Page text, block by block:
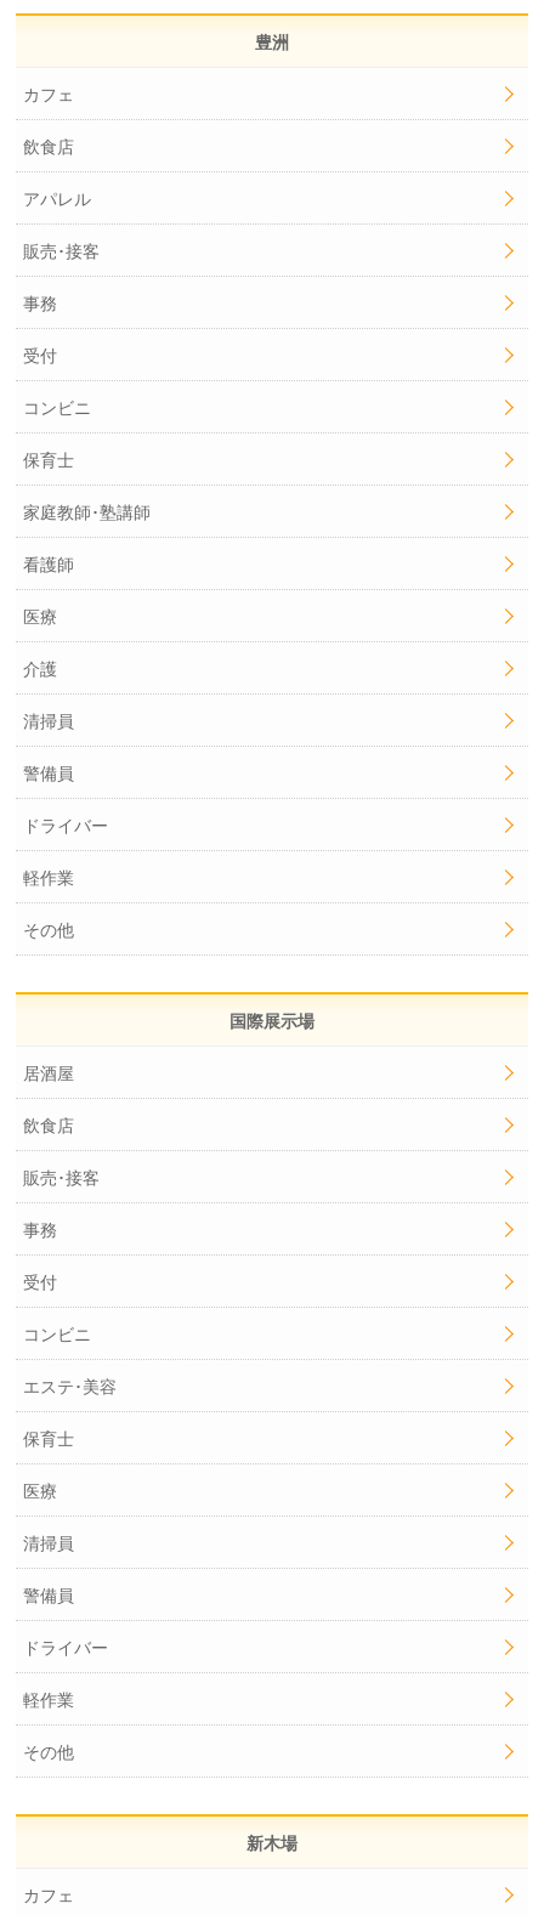
豊洲
カフェ
飲食店
アパレル
販売･接客
事務
受付
コンビニ
保育士
家庭教師･塾講師
看護師
医療
介護
清掃員
警備員
ドライバー
軽作業
その他
国際展示場
居酒屋
飲食店
販売･接客
事務
受付
コンビニ
エステ･美容
保育士
医療
清掃員
警備員
ドライバー
軽作業
その他
新木場
カフェ